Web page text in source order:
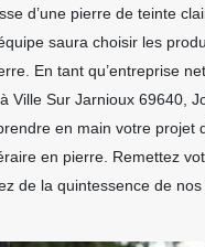
d’une pierre de teinte
saura choisir les
En tant qu’entreprise
Ville Sur Jarnioux 69640,
en main votre projet
en pierre. Remettez
de la quintessence de nos